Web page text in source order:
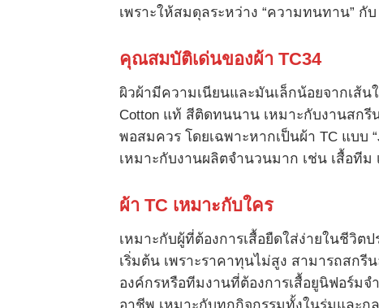
เพราะให้สมดุลระหว่าง “ความทนทาน” กั
คุณสมบัติเด่นของผ้า TC34
ผิวผ้ามีความเนียนและมันเล็กน้อยจากเส้น
Cotton แท้ สีติดทนนาน เหมาะกับงานสก
พอสมควร โดยเฉพาะหากเป็นผ้า TC แบบ
เหมาะกับงานผลิตจำนวนมาก เช่น เสื้อทีม
ผ้า TC เหมาะกับใคร
เหมาะกับผู้ที่ต้องการเสื้อยืดใส่ง่ายในชีวิต
เริ่มต้น เพราะราคาทุนไม่สูง สามารถสก
องค์กรหรือทีมงานที่ต้องการเสื้อยูนิฟอร์มจ